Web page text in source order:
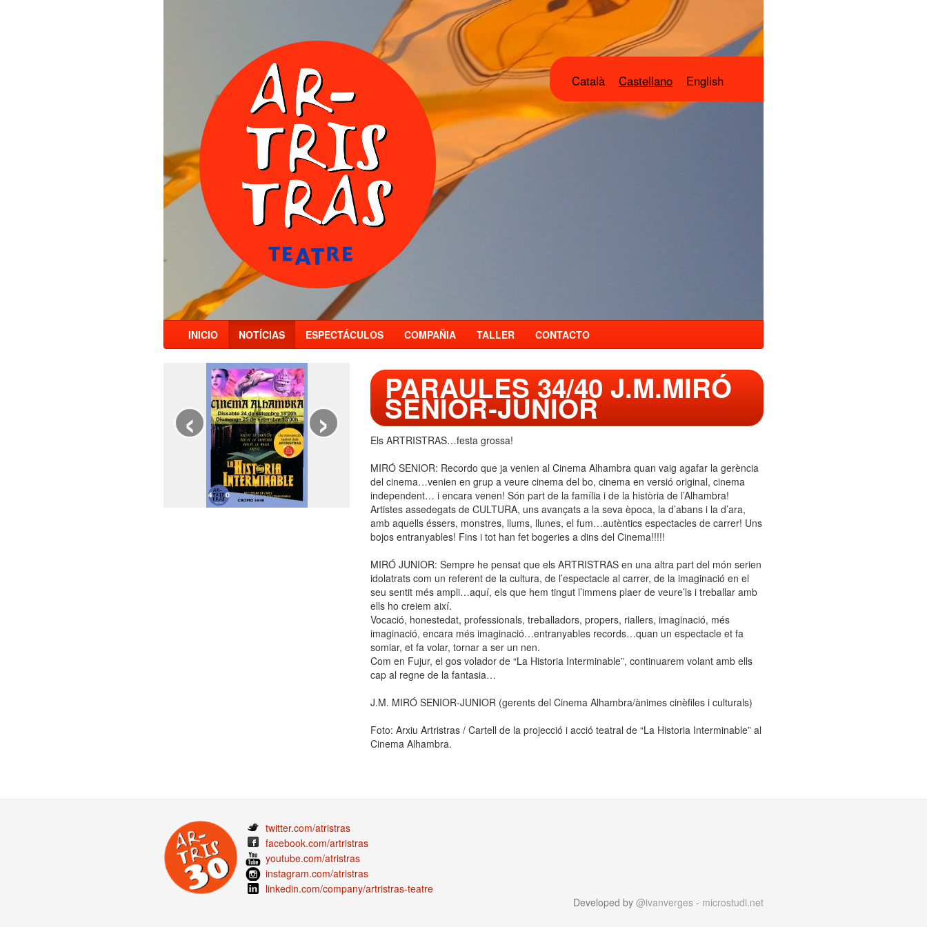
Català Castellano English
INICIO NOTÍCIAS ESPECTÁCULOS COMPAÑIA TALLER CONTACTO
‹ ›
PARAULES 34/40 J.M.MIRÓ
SENIOR-JUNIOR
Els ARTRISTRAS…festa grossa!
MIRÓ SENIOR: Recordo que ja venien al Cinema Alhambra quan vaig agafar la gerència
del cinema…venien en grup a veure cinema del bo, cinema en versió original, cinema
independent… i encara venen! Són part de la família i de la història de l’Alhambra!
Artistes assedegats de CULTURA, uns avançats a la seva època, la d’abans i la d’ara,
amb aquells éssers, monstres, llums, llunes, el fum…autèntics espectacles de carrer! Uns
bojos entranyables! Fins i tot han fet bogeries a dins del Cinema!!!!!
MIRÓ JUNIOR: Sempre he pensat que els ARTRISTRAS en una altra part del món serien
idolatrats com un referent de la cultura, de l’espectacle al carrer, de la imaginació en el
seu sentit més ampli…aquí, els que hem tingut l’immens plaer de veure’ls i treballar amb
ells ho creiem així.
Vocació, honestedat, professionals, treballadors, propers, riallers, imaginació, més
imaginació, encara més imaginació…entranyables records…quan un espectacle et fa
somiar, et fa volar, tornar a ser un nen.
Com en Fujur, el gos volador de “La Historia Interminable”, continuarem volant amb ells
cap al regne de la fantasia…
J.M. MIRÓ SENIOR-JUNIOR (gerents del Cinema Alhambra/ànimes cinèfiles i culturals)
Foto: Arxiu Artristras / Cartell de la projecció i acció teatral de “La Historia Interminable” al
Cinema Alhambra.
twitter.com/atristras
facebook.com/artristras
youtube.com/atristras
instagram.com/atristras
linkedin.com/company/artristras-teatre
Developed by @ivanverges - microstudi.net